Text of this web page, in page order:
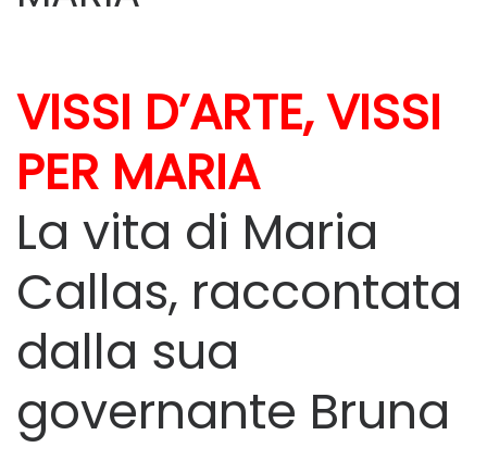
VISSI D’ARTE, VISSI
PER MARIA
La vita di Maria
Callas, raccontata
dalla sua
governante Bruna